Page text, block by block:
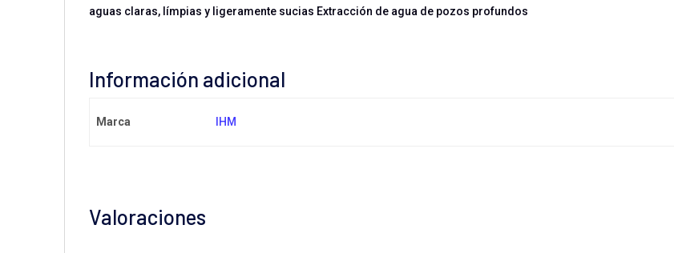
aguas claras, límpias y ligeramente sucias Extracción de agua de pozos profundos
Información adicional
Marca IHM
Valoraciones